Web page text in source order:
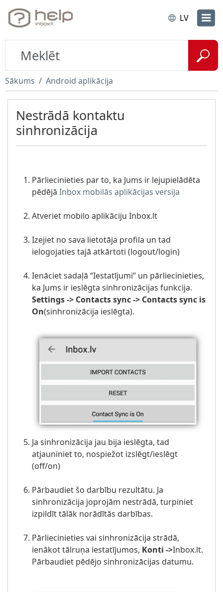
LV
Sākums Android aplikācija
Nestrādā kontaktu
sinhronizācija
Pārliecinieties par to, ka Jums ir lejupielādēta
pēdējā Inbox mobilās aplikācijas versija
Atveriet mobilo aplikāciju Inbox.lt
Izejiet no sava lietotāja profila un tad
ielogojaties tajā atkārtoti (logout/login)
Ienāciet sadaļā “Iestatījumi” un pārliecinieties,
ka Jums ir ieslēgta sinhronizācijas funkcija.
Settings -> Contacts sync -> Contacts sync is
On(sinhronizācija ieslēgta).
Ja sinhronizācija jau bija ieslēgta, tad
atjauniniet to, nospiežot izslēgt/ieslēgt
(off/on)
Pārbaudiet šo darbību rezultātu. Ja
sinhronizācija joprojām nestrādā, turpiniet
izpildīt tālāk norādītās darbības.
Pārliecinieties vai sinhronizācija strādā,
ienākot tālruņa iestatījumos, Konti ->Inbox.lt.
Pārbaudiet pēdējo sinhronizācijas datumu.